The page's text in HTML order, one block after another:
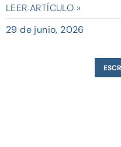
LEER ARTÍCULO »
29 de junio, 2026